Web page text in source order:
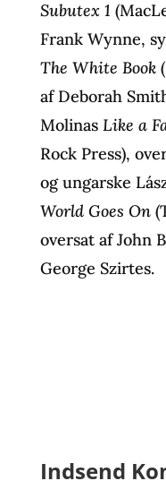
Subutex 1
Frank Wynne,
The White Book
af Deborah
Molinas Like a
Rock Press),
og ungarske
World Goes On
oversat af John
George Szirtes.
Indsend